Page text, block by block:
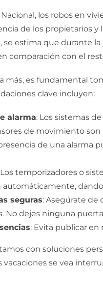
los robos en
de los propietarios
se estima que durante
comparación con el
más, es fundamental
clave incluyen:
alarma: Los sistemas
de movimiento
de una alarma
Los temporizadores o
seguras: Asegúrate de
No dejes ninguna
: Evita publicar en
con soluciones
se vea